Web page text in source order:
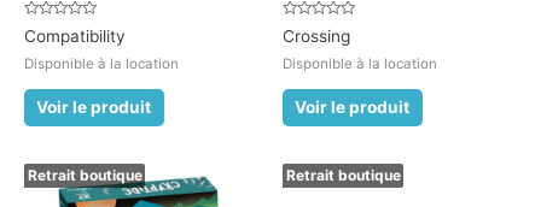
Note
0
sur
5
Compatibility
Disponible à la location
Voir le produit
Note
0
sur
5
Crossing
Disponible à la location
Voir le produit
Retrait boutique Retrait boutique